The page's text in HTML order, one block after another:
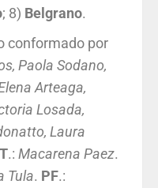
; 8) Belgrano.
conformado por
Paola Sodano,
Arteaga,
Losada,
Laura
.: Macarena Paez.
Tula. PF.: